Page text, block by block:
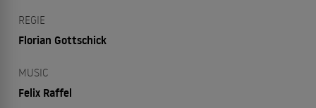
REGIE
Florian Gottschick
MUSIC
Felix Raffel